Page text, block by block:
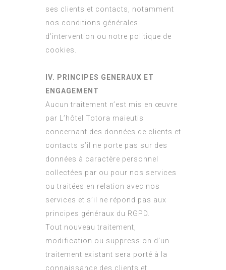
ses clients et contacts, notamment
nos conditions générales
d’intervention ou notre politique de
cookies.
IV. PRINCIPES GENERAUX ET
ENGAGEMENT
Aucun traitement n’est mis en œuvre
par L’hôtel Totora maieutis
concernant des données de clients et
contacts s’il ne porte pas sur des
données à caractère personnel
collectées par ou pour nos services
ou traitées en relation avec nos
services et s’il ne répond pas aux
principes généraux du RGPD.
Tout nouveau traitement,
modification ou suppression d’un
traitement existant sera porté à la
connaissance des clients et